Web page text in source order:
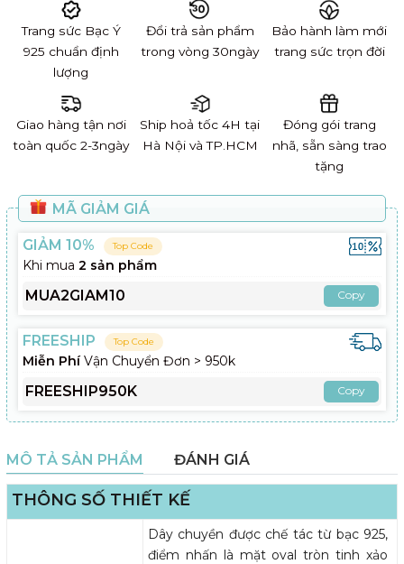
Trang sức Bạc Ý
925 chuẩn định
lượng
Đổi trả sản phẩm
trong vòng 30ngày
Bảo hành làm mới
trang sức trọn đời
Giao hàng tận nơi
toàn quốc 2-3ngày
Ship hoả tốc 4H tại
Hà Nội và TP.HCM
Đóng gói trang
nhã, sẵn sàng trao
tặng
MÃ GIẢM GIÁ
GIẢM 10% Top Code
Khi mua 2 sản phẩm
MUA2GIAM10 Copy
FREESHIP Top Code
Miễn PhíVận Chuyển Đơn > 950k
FREESHIP950K Copy
MÔ TẢ SẢN PHẨM ĐÁNH GIÁ
THÔNG SỐ THIẾT KẾ
Dây chuyền được chế tác từ bạc 925,
điểm nhấn là mặt oval tròn tinh xảo